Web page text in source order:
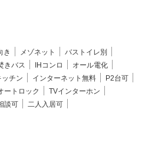
き メゾネット
バストイレ別
きバス IHコンロ
オール電化
チン インターネット無料
P2台可
ートロック
TVインターホン
談可
二人入居可